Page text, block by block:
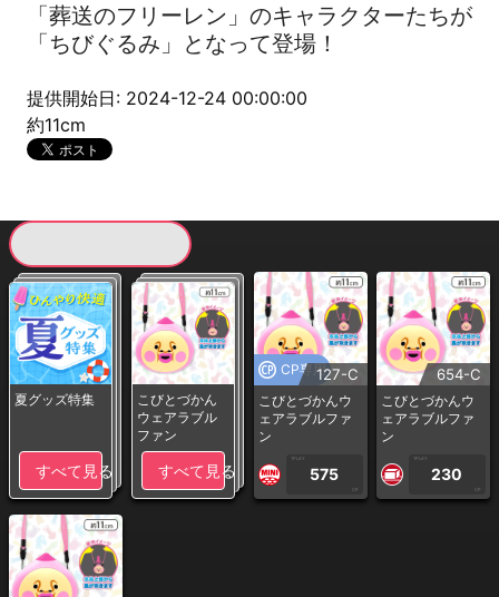
「葬送のフリーレン」のキャラクターたちが
「ちびぐるみ」となって登場！
提供開始日: 2024-12-24 00:00:00
約11cm
夏グッズ特集
すべて見る
こびとづかん
ウェアラブル
ファン
すべて見る
CP専用127-C
こびとづかんウ
ェアラブルファ
ン
1PLAY
575
CP
654-C
こびとづかんウ
ェアラブルファ
ン
1PLAY
230
CP